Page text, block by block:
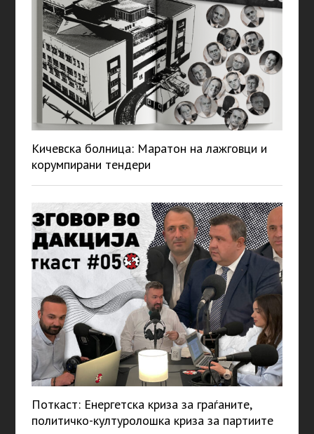
Кичевска болница: Маратон на лажговци и
корумпирани тендери
Поткаст: Енергетска криза за граѓаните,
политичко-културолошка криза за партиите